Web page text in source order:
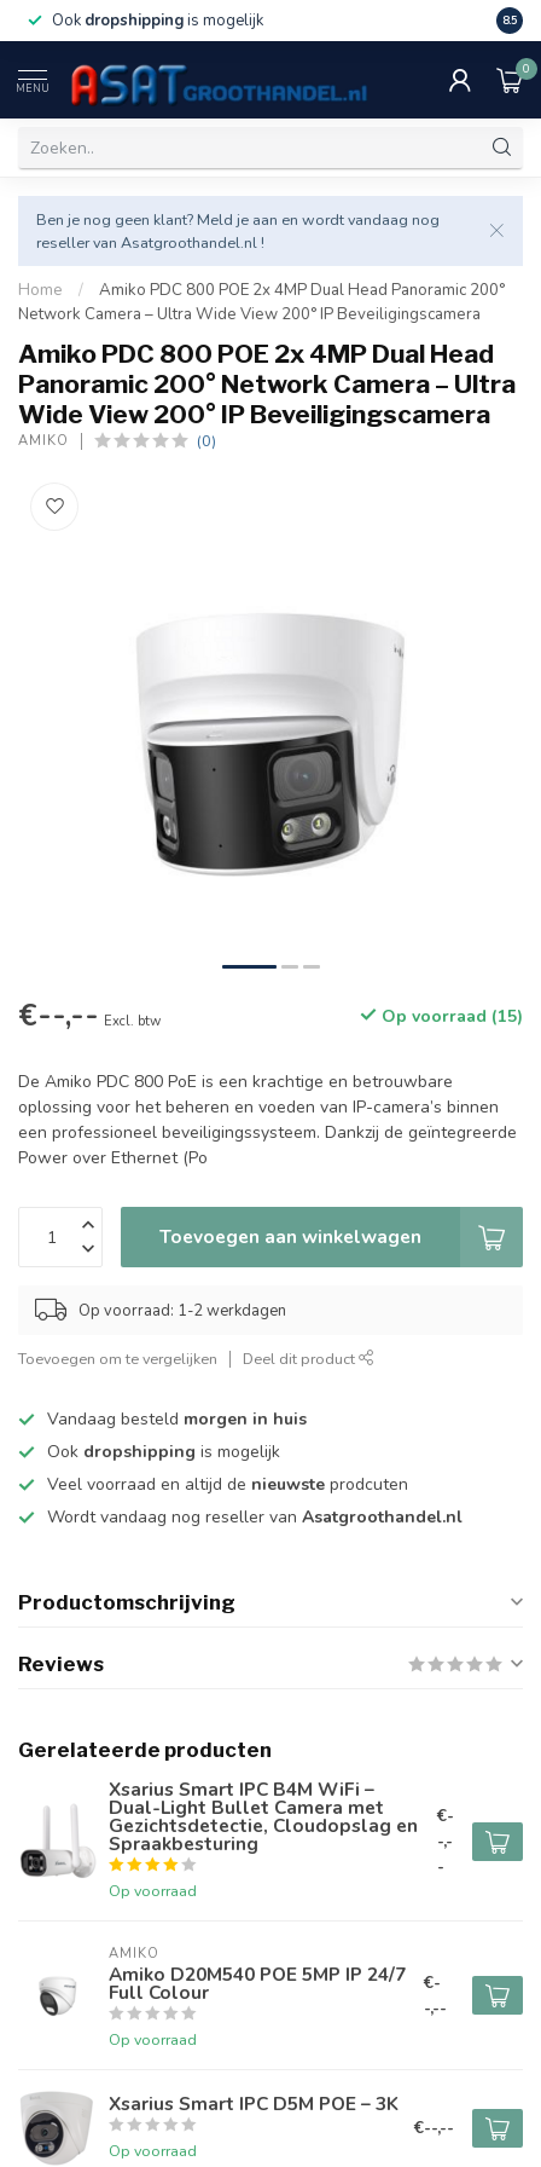
Ook dropshippingis mogelijk Veel
8.5
MENU
0
Ben je nog geen klant? Meld je aan en wordt vandaag nog
reseller van Asatgroothandel.nl !
Home /
Amiko PDC 800 POE 2x 4MP Dual Head Panoramic 200°
Network Camera – Ultra Wide View 200° IP Beveiligingscamera
Amiko PDC 800 POE 2x 4MP Dual Head
Panoramic 200° Network Camera – Ultra
Wide View 200° IP Beveiligingscamera
AMIKO (0)
€--,-- Excl. btw Op voorraad (15)
De Amiko PDC 800 PoE is een krachtige en betrouwbare
oplossing voor het beheren en voeden van IP-camera’s binnen
een professioneel beveiligingssysteem. Dankzij de geïntegreerde
Power over Ethernet (Po
Toevoegen aan winkelwagen
Op voorraad: 1-2 werkdagen
Toevoegen om te vergelijken Deel dit product
Vandaag besteld morgen in huis
Ook dropshipping is mogelijk
Veel voorraad en altijd de nieuwste prodcuten
Wordt vandaag nog reseller van Asatgroothandel.nl
Productomschrijving
Reviews
Gerelateerde producten
Xsarius Smart IPC B4M WiFi –
Dual-Light Bullet Camera met
Gezichtsdetectie, Cloudopslag en
Spraakbesturing
Op voorraad
€-
-,-
-
AMIKO
Amiko D20M540 POE 5MP IP 24/7
Full Colour
Op voorraad
€-
-,--
Xsarius Smart IPC D5M POE – 3K
Op voorraad
€--,--